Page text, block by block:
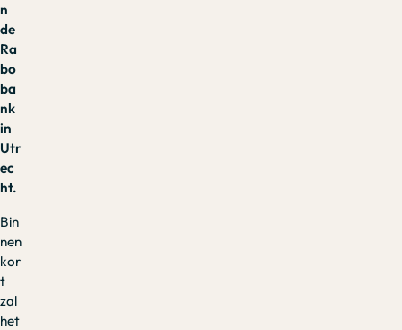
n
de
Ra
bo
ba
nk
in
Utr
ec
ht.
Bin
nen
kor
t
zal
het